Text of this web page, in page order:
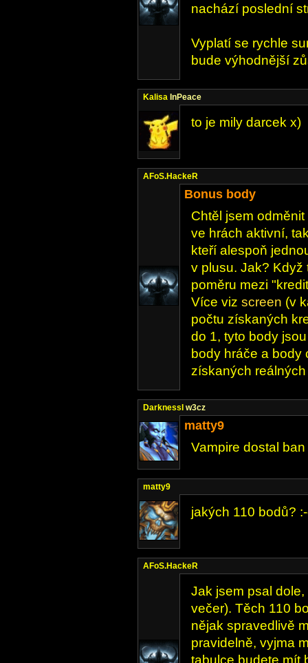
nachází poslední
Vyplatí se rychle
bude výhodnější
Kalisa InPeace
to je mily darcek x)
AFoS.HackeR
Bonus body
Chtěl jsem
ve hrách aktivní,
kteří alespoň
v plusu. Jak? Když
poměru mezi
Více viz screen (v
počtu získaných
do 1, tyto body
body hráče a body
získaných
DarknessI w3cz
matty9
Vampire dostal
matty9
jakých 110 bodů?
AFoS.HackeR
Jak jsem psal
večer). Těch 110
nějak spravedlivě
pravidelně, vyjma
tabulce budete mít